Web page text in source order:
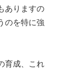
ありますの
のを特に強
育成、これ